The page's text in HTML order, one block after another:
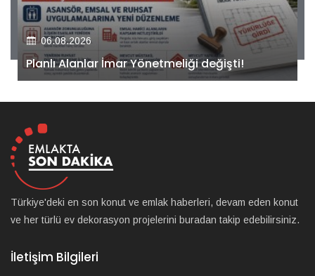
06.08.2026
Kiler GYO’dan Pendik Dolayoba projesiyle ilgili
önemli adım!
Türkiye'deki en son konut ve emlak haberleri, devam eden konut
ve her türlü ev dekorasyon projelerini buradan takip edebilirsiniz.
İletişim Bilgileri